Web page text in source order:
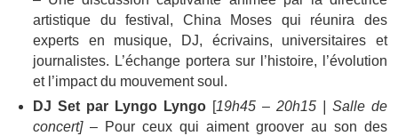
artistique du festival, China Moses qui réunira des
experts en musique, DJ, écrivains, universitaires et
journalistes. L’échange portera sur l’histoire, l’évolution
et l’impact du mouvement soul.
DJ Set par Lyngo Lyngo [19h45 – 20h15 | Salle de
concert]– Pour ceux qui aiment groover au son des